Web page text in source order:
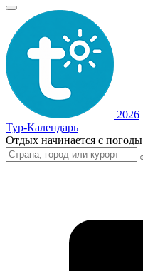
2026
Тур-Календарь
Отдых начинается с погоды